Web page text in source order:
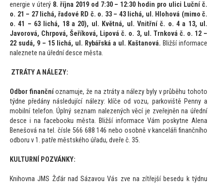
energie v úterý 8. října 2019 od 7:30 – 12:30 hodin pro ulici Luční č.
o. 21 – 27 lichá, řadové RD č. o. 33 – 43 lichá, ul. Hlohová (mimo č.
o. 41 – 63 lichá, 18 a 20), ul. Květná, ul. Vnitřní č. o. 4 a 13, ul.
Javorová, Chrpová, Šeříková, Lipová č. o. 3, ul. Trnková č. o. 12 –
22 sudá, 9 – 15 lichá, ul. Rybářská a ul. Kaštanová. Bližší informace
naleznete na úřední desce města.
ZTRÁTY A NÁLEZY:
Odbor finančníoznamuje, že na ztráty a nálezy byly v průběhutohoto
týdne předány následující nálezy: klíče od vozu, parkoviště Penny a
mobilní telefon. Úplný seznam nalezených věcí je zveřejněn na úřední
desce i na facebooku města. Bližší informace Vám poskytne Alena
Benešová na tel. čísle 566 688 146 nebo osobně v kanceláři finančního
odboru v 1. patře městského úřadu, dveře č. 35.
KULTURNÍ POZVÁNKY:
Knihovna JMS Žďár nad Sázavou Vás zve na zítřejší besedu k týdnu